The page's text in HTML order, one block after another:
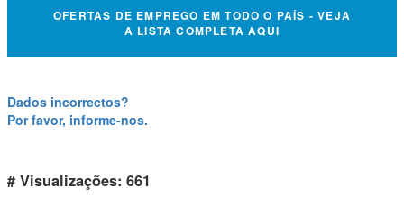
OFERTAS DE EMPREGO EM TODO O PAÍS - VEJA
A LISTA COMPLETA AQUI
Dados incorrectos?
Por favor, informe-nos.
# Visualizações: 661